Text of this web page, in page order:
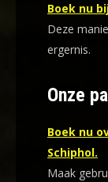
Boek nu
Deze
ergernis.
Onze
Boek nu
Schiphol.
Maak